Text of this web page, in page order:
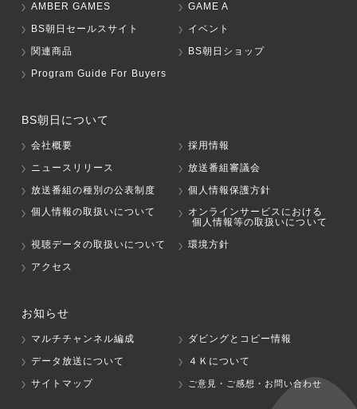
AMBER GAMES
GAME A
BS朝日セールスサイト
イベント
関連商品
BS朝日ショップ
Program Guide For Buyers
BS朝日について
会社概要
採用情報
ニュースリリース
放送番組審議会
放送番組の種別の公表制度
個人情報保護方針
個人情報の取扱いについて
オンラインサービスにおける
個人情報等の取扱いについて
視聴データの取扱いについて
環境方針
アクセス
お知らせ
マルチチャンネル編成
ダビングとコピー情報
データ放送について
４Ｋについて
サイトマップ
ご意見・ご感想・お問い合わせ